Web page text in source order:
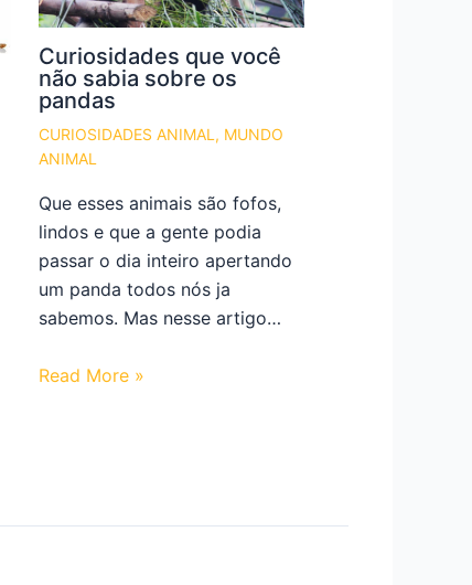
Curiosidades que você
não sabia sobre os
pandas
CURIOSIDADES ANIMAL, MUNDO
ANIMAL
Que esses animais são fofos,
lindos e que a gente podia
passar o dia inteiro apertando
um panda todos nós ja
sabemos. Mas nesse artigo…
Read More »